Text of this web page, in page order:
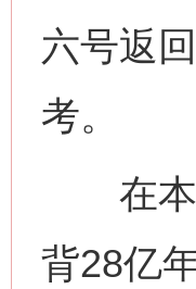
六号返
考。
在本
背28亿